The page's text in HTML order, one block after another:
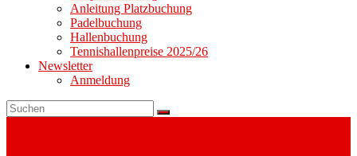
Anleitung Platzbuchung
Padelbuchung
Hallenbuchung
Tennishallenpreise 2025/26
Newsletter
Anmeldung